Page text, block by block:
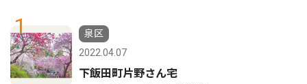
1
泉区
2022.04.07
下飯田町片野さん宅